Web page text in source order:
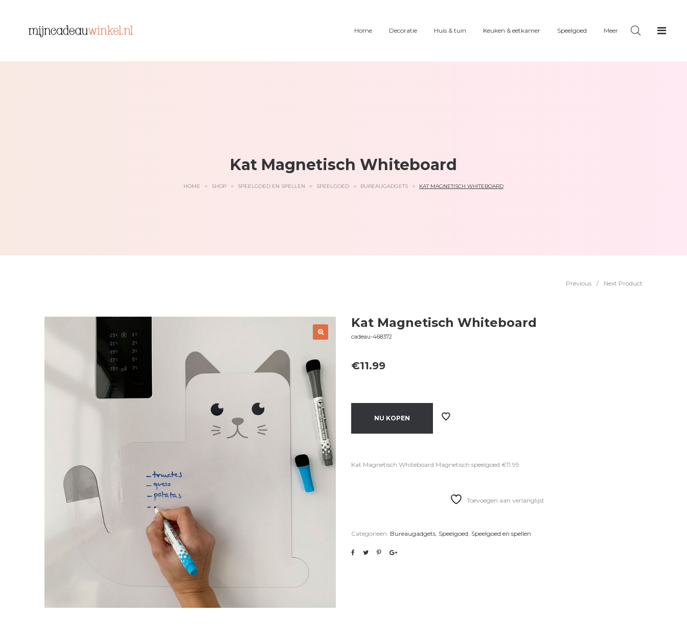
Home Decoratie Huis & tuin Keuken & eetkamer Speelgoed Meer
Kat Magnetisch Whiteboard
HOME > SHOP > SPEELGOED EN SPELLEN > SPEELGOED > BUREAUGADGETS > KAT MAGNETISCH WHITEBOARD
Previous / Next Product
Kat Magnetisch Whiteboard
cadeau-468372
€11.99
NU KOPEN
Kat Magnetisch Whiteboard Magnetisch speelgoed €11.99
Toevoegen aan verlanglijst
Categorieën: Bureaugadgets, Speelgoed, Speelgoed en spellen